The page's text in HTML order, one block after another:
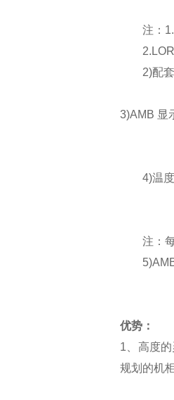
注：
2.LORA
2)配套
3)AMB 显
4)温度
注：每
优势：
1、高度
规划的机